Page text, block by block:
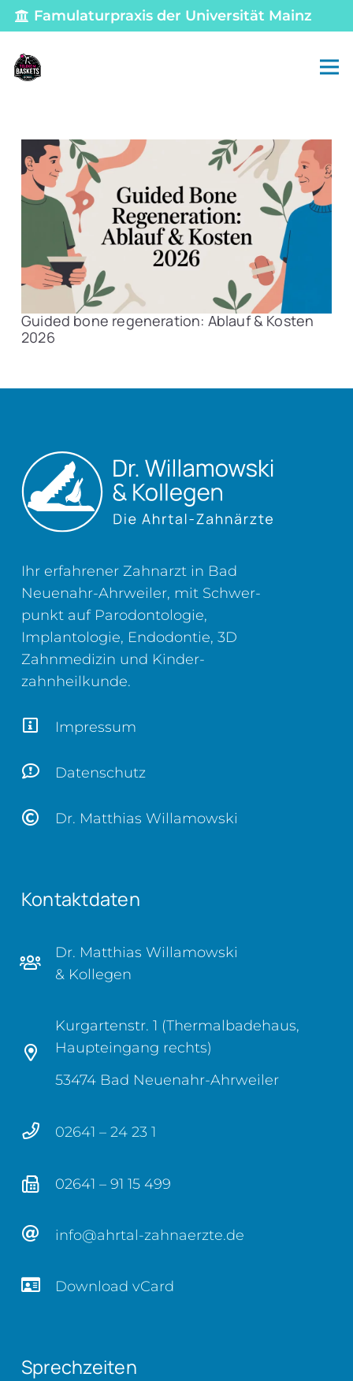
Famulaturpraxis der Universität Mainz
Guided bone regeneration: Ablauf & Kosten
2026
Ihr erfahrener Zahnarzt in Bad
Neuenahr-Ahrweiler, mit Schwer­
punkt auf Parodontologie,
Implantologie, Endodontie, 3D
Zahn­medizin und Kinder­
zahnheilkunde.
Impressum
Datenschutz
Dr. Matthias Willamowski
Kontaktdaten
Dr. Matthias Willamowski
& Kollegen
Kurgartenstr. 1 (Thermalbadehaus,
Haupteingang rechts)
53474 Bad Neuenahr-Ahrweiler
02641 – 24 23 1
02641 – 91 15 499
info@ahrtal-zahnaerzte.de
Download vCard
Sprechzeiten